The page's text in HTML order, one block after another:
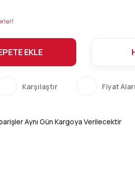
EKLE
Karşılaştır Fiyat
Aynı Gün Kargoya Verilecektir